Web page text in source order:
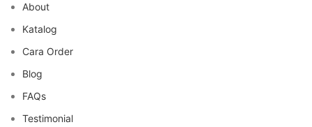
About
Katalog
Cara Order
Blog
FAQs
Testimonial